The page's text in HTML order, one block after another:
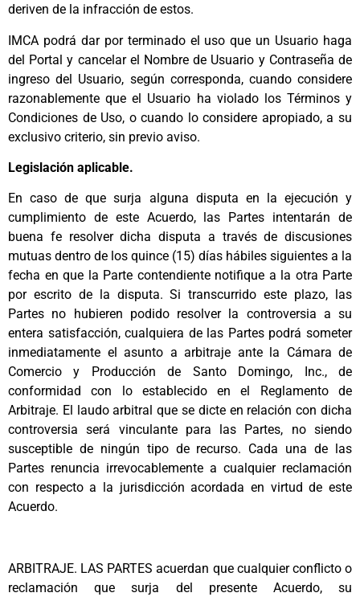
deriven de la infracción de estos.
IMCA podrá dar por terminado el uso que un Usuario haga
del Portal y cancelar el Nombre de Usuario y Contraseña de
ingreso del Usuario, según corresponda, cuando considere
razonablemente que el Usuario ha violado los Términos y
Condiciones de Uso, o cuando lo considere apropiado, a su
exclusivo criterio, sin previo aviso.
Legislación aplicable.
En caso de que surja alguna disputa en la ejecución y
cumplimiento de este Acuerdo, las Partes intentarán de
buena fe resolver dicha disputa a través de discusiones
mutuas dentro de los quince (15) días hábiles siguientes a la
fecha en que la Parte contendiente notifique a la otra Parte
por escrito de la disputa. Si transcurrido este plazo, las
Partes no hubieren podido resolver la controversia a su
entera satisfacción, cualquiera de las Partes podrá someter
inmediatamente el asunto a arbitraje ante la Cámara de
Comercio y Producción de Santo Domingo, Inc., de
conformidad con lo establecido en el Reglamento de
Arbitraje. El laudo arbitral que se dicte en relación con dicha
controversia será vinculante para las Partes, no siendo
susceptible de ningún tipo de recurso. Cada una de las
Partes renuncia irrevocablemente a cualquier reclamación
con respecto a la jurisdicción acordada en virtud de este
Acuerdo.
ARBITRAJE. LAS PARTES acuerdan que cualquier conflicto o
reclamación que surja del presente Acuerdo, su